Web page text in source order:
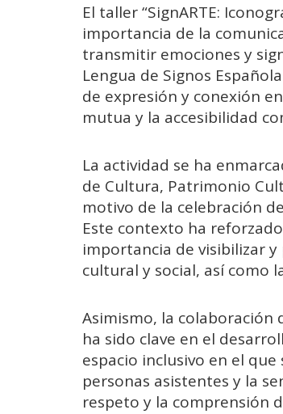
El taller “SignARTE:
importancia de la
transmitir emociones y
Lengua de Signos
de expresión y conexión
mutua y la accesibilidad
La actividad se ha
de Cultura, Patrimonio
motivo de la celebración
Este contexto ha
importancia de visibilizar
cultural y social, así como
Asimismo, la colaboración
ha sido clave en el
espacio inclusivo en el
personas asistentes y la
respeto y la comprensión